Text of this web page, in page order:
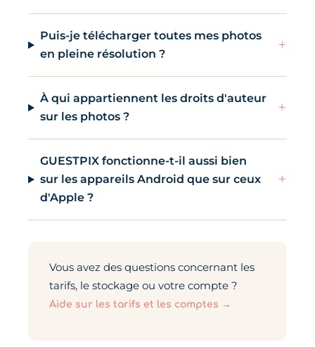
Puis-je télécharger toutes mes photos
en pleine résolution ?
+
À qui appartiennent les droits d'auteur
sur les photos ?
+
GUESTPIX fonctionne-t-il aussi bien
sur les appareils Android que sur ceux
d'Apple ?
+
Vous avez des questions concernant les
tarifs, le stockage ou votre compte ?
Aide sur les tarifs et les comptes →